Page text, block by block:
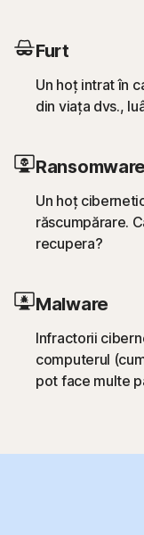
Furt
Un hoț intrat în
din viața dvs.,
Ransomware
Un hoț
răscumpărare.
recupera?
Malware
Infractorii
computerul
pot face multe